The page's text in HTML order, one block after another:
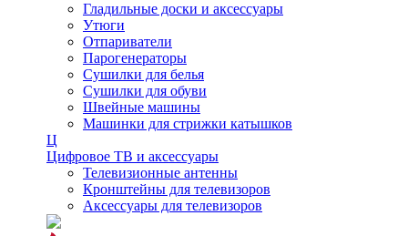
Гладильные доски и аксессуары
Утюги
Отпариватели
Парогенераторы
Сушилки для белья
Сушилки для обуви
Швейные машины
Машинки для стрижки катышков
Ц
Цифровое ТВ и аксессуары
Телевизионные антенны
Кронштейны для телевизоров
Аксессуары для телевизоров